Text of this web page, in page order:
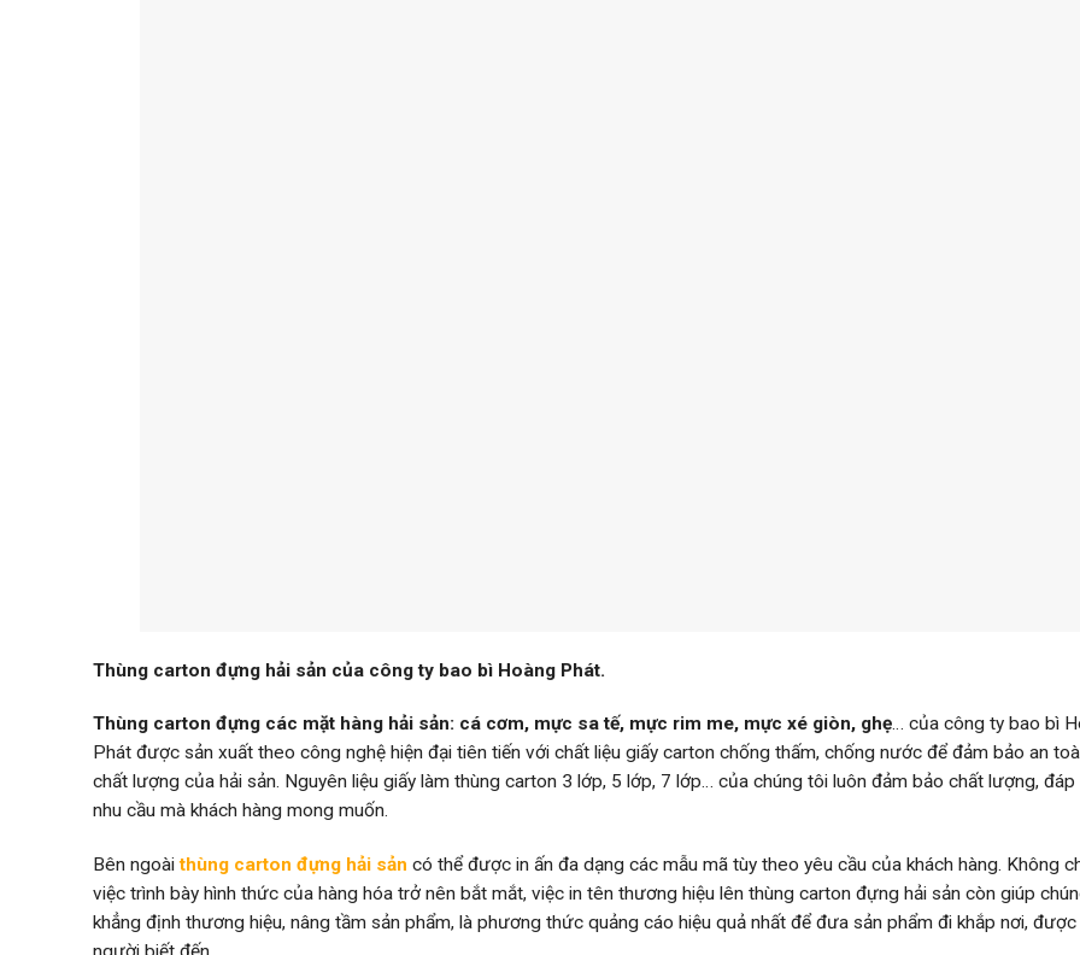
Thùng carton đựng hải sản của công ty bao bì Hoàng Phát.
Thùng carton đựng các mặt hàng hải sản: cá cơm, mực sa tế, mực rim me, mực xé giòn, ghẹ… của công ty bao bì
Phát được sản xuất theo công nghệ hiện đại tiên tiến với chất liệu giấy carton chống thấm, chống nước để đảm bảo an
chất lượng của hải sản. Nguyên liệu giấy làm thùng carton 3 lớp, 5 lớp, 7 lớp… của chúng tôi luôn đảm bảo chất lượng,
nhu cầu mà khách hàng mong muốn.
Bên ngoài thùng carton đựng hải sản có thể được in ấn đa dạng các mẫu mã tùy theo yêu cầu của khách hàng. Không
việc trình bày hình thức của hàng hóa trở nên bắt mắt, việc in tên thương hiệu lên thùng carton đựng hải sản còn giúp
khẳng định thương hiệu, nâng tầm sản phẩm, là phương thức quảng cáo hiệu quả nhất để đưa sản phẩm đi khắp nơi, được